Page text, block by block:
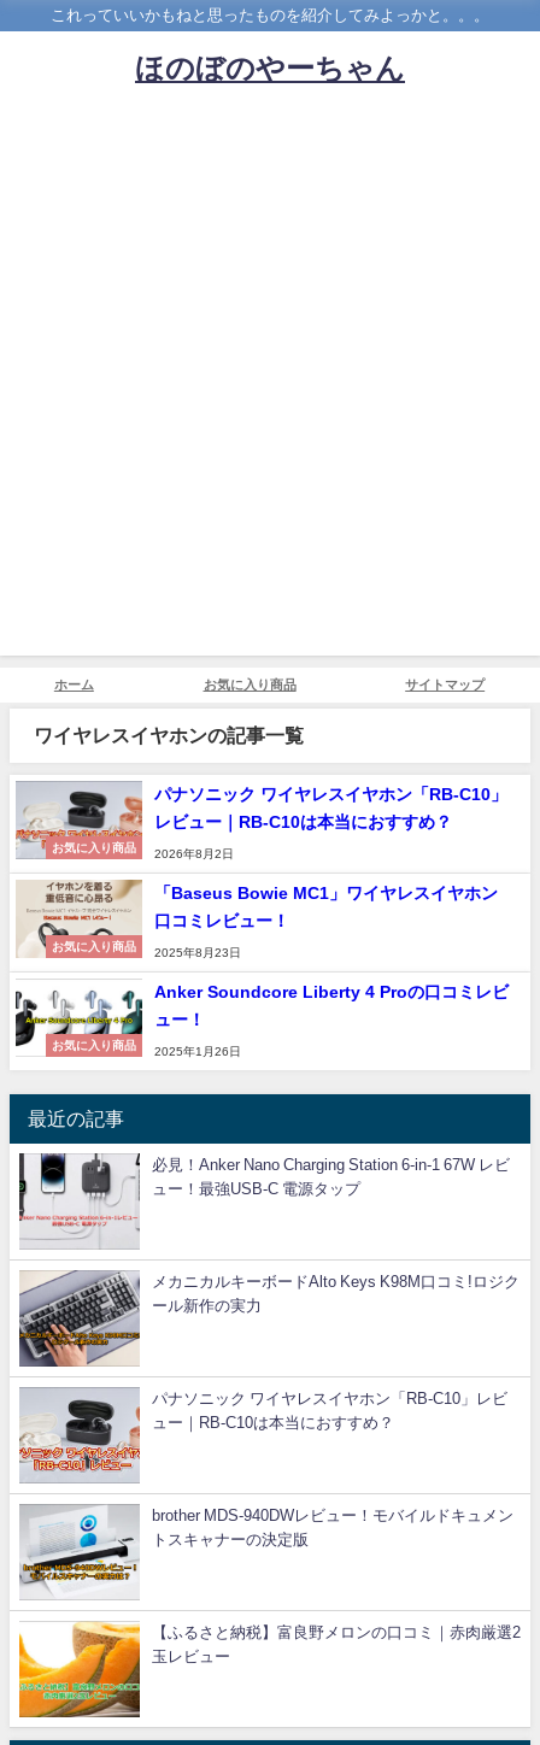
これっていいかもねと思ったものを紹介してみよっかと。。。
ほのぼのやーちゃん
ホーム お気に入り商品 サイトマップ
ワイヤレスイヤホンの記事一覧
お気に入り商品
パナソニック ワイヤレスイヤホン「RB-C10」
レビュー｜RB-C10は本当におすすめ？
2026年8月2日
お気に入り商品
「Baseus Bowie MC1」ワイヤレスイヤホン
口コミレビュー！
2025年8月23日
お気に入り商品
Anker Soundcore Liberty 4 Proの口コミレビ
ュー！
2025年1月26日
最近の記事
必見！Anker Nano Charging Station 6-in-1 67W レビ
ュー！最強USB-C 電源タップ
メカニカルキーボードAlto Keys K98M口コミ!ロジク
ール新作の実力
パナソニック ワイヤレスイヤホン「RB-C10」レビ
ュー｜RB-C10は本当におすすめ？
brother MDS-940DWレビュー！モバイルドキュメン
トスキャナーの決定版
【ふるさと納税】富良野メロンの口コミ｜赤肉厳選2
玉レビュー